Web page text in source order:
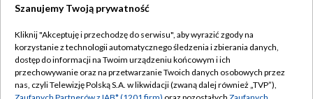
TVP
Abonament TVP
Emisja w TVP
Regulamin TVP
Szanujemy Twoją prywatność
Kliknij "Akceptuję i przechodzę do serwisu", aby wyrazić zgody na
korzystanie z technologii automatycznego śledzenia i zbierania danych,
dostęp do informacji na Twoim urządzeniu końcowym i ich
przechowywanie oraz na przetwarzanie Twoich danych osobowych przez
nas, czyli Telewizję Polską S.A. w likwidacji (zwaną dalej również „TVP”),